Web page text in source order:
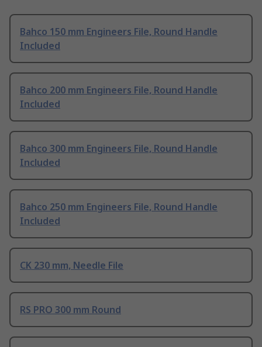
Bahco 150 mm Engineers File, Round Handle
Included
Bahco 200 mm Engineers File, Round Handle
Included
Bahco 300 mm Engineers File, Round Handle
Included
Bahco 250 mm Engineers File, Round Handle
Included
CK 230 mm, Needle File
RS PRO 300 mm Round